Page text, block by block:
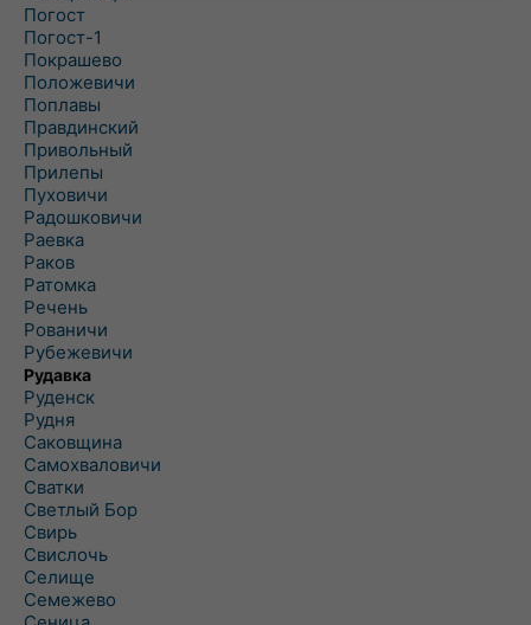
Погост
Погост-1
Покрашево
Положевичи
Поплавы
Правдинский
Привольный
Прилепы
Пуховичи
Радошковичи
Раевка
Раков
Ратомка
Речень
Рованичи
Рубежевичи
Рудавка
Руденск
Рудня
Саковщина
Самохваловичи
Сватки
Светлый Бор
Свирь
Свислочь
Селище
Семежево